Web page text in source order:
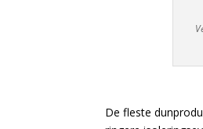
De fleste